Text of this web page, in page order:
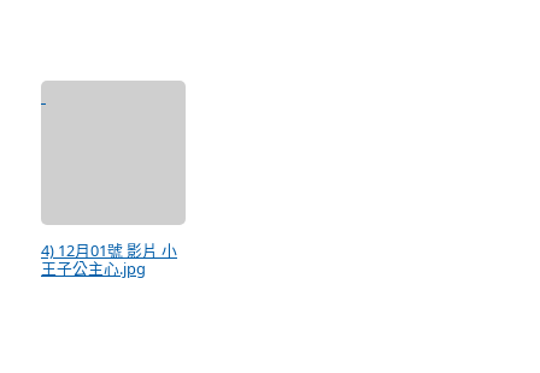
4) 12月01號 影片 小
王子公主心.jpg